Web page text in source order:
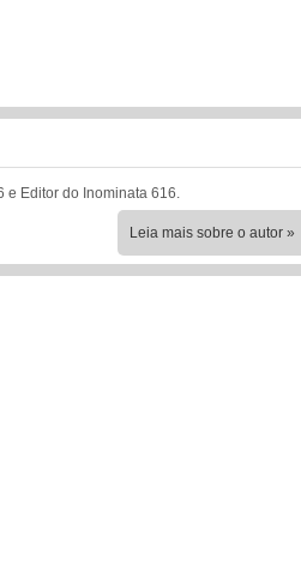
e Editor do Inominata 616.
Leia mais sobre o autor »